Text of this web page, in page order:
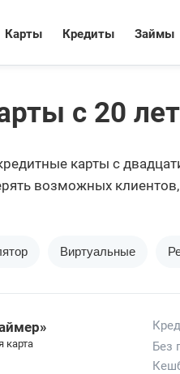
Карты Кредиты Займы
с 20 лет
карты с
возможных
доступные предложения.
Виртуальные
карта
Без